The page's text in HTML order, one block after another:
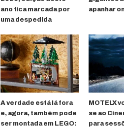
ano fica marcada por
uma despedida
apanhar
A verdade está lá fora
e, agora, também pode
ser montada em LEGO:
MOTELX
se ao
para